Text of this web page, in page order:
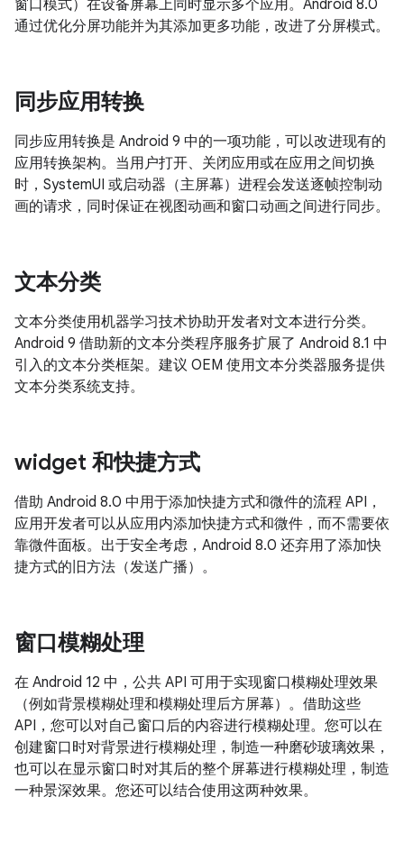
窗口模式）在设备屏幕上同时显示多个应用。Android 8.0
通过优化分屏功能并为其添加更多功能，改进了分屏模式。
同步应用转换
同步应用转换是 Android 9 中的一项功能，可以改进现有的
应用转换架构。当用户打开、关闭应用或在应用之间切换
时，SystemUI 或启动器（主屏幕）进程会发送逐帧控制动
画的请求，同时保证在视图动画和窗口动画之间进行同步。
文本分类
文本分类使用机器学习技术协助开发者对文本进行分类。
Android 9 借助新的文本分类程序服务扩展了 Android 8.1 中
引入的文本分类框架。建议 OEM 使用文本分类器服务提供
文本分类系统支持。
widget 和快捷方式
借助 Android 8.0 中用于添加快捷方式和微件的流程 API，
应用开发者可以从应用内添加快捷方式和微件，而不需要依
靠微件面板。出于安全考虑，Android 8.0 还弃用了添加快
捷方式的旧方法（发送广播）。
窗口模糊处理
在 Android 12 中，公共 API 可用于实现窗口模糊处理效果
（例如背景模糊处理和模糊处理后方屏幕）。借助这些
API，您可以对自己窗口后的内容进行模糊处理。您可以在
创建窗口时对背景进行模糊处理，制造一种磨砂玻璃效果，
也可以在显示窗口时对其后的整个屏幕进行模糊处理，制造
一种景深效果。您还可以结合使用这两种效果。